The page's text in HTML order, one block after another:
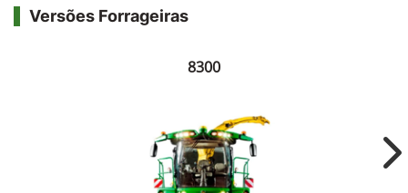
Versões Forrageiras
8300